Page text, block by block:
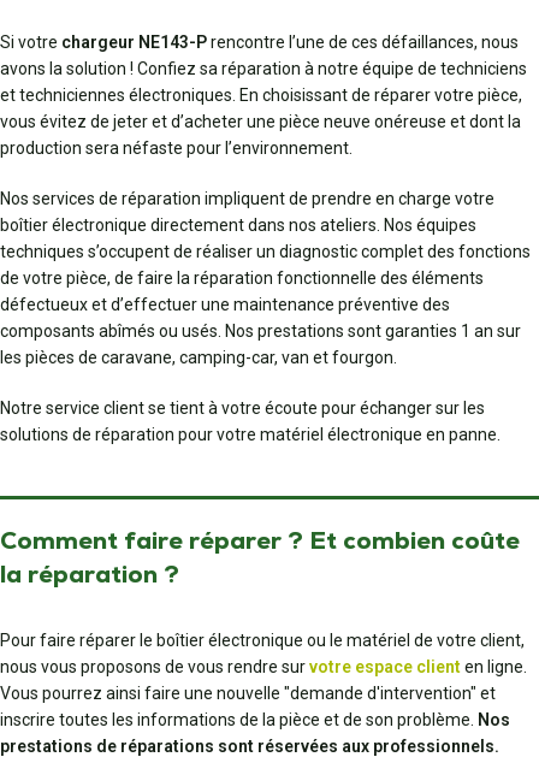
Si votre chargeur NE143-Prencontre l’une de ces défaillances, nous
avons la solution ! Confiez sa réparation à notre équipe de techniciens
et techniciennes électroniques. En choisissant de réparer votre pièce,
vous évitez de jeter et d’acheter une pièce neuve onéreuse et dont la
production sera néfaste pour l’environnement.
Nos services de réparation impliquent de prendre en charge votre
boîtier électronique directement dans nos ateliers. Nos équipes
techniques s’occupent de réaliser un diagnostic complet des fonctions
de votre pièce, de faire la réparation fonctionnelle des éléments
défectueux et d’effectuer une maintenance préventive des
composants abîmés ou usés. Nos prestations sont garanties 1 an sur
les pièces de caravane, camping-car, van et fourgon.
Notre service client se tient à votre écoute pour échanger sur les
solutions de réparation pour votre matériel électronique en panne.
Comment faire réparer ? Et combien coûte
la réparation ?
Pour faire réparer le boîtier électronique ou le matériel de votre client,
nous vous proposons de vous rendre survotre espace clienten ligne.
Vous pourrez ainsi faire une nouvelle "demande d'intervention" et
inscrire toutes les informations de la pièce et de son problème. Nos
prestations de réparations sont réservées aux professionnels.